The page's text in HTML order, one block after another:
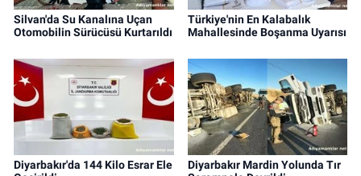
Silvan'da Su Kanalına Uçan
Otomobilin Sürücüsü Kurtarıldı
Türkiye'nin En Kalabalık
Mahallesinde Boşanma Uyarısı
Diyarbakır'da 144 Kilo Esrar Ele
Diyarbakır Mardin Yolunda Tır